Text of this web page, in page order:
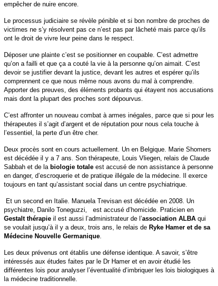
empêcher de nuire encore.
Le processus judiciaire se révèle pénible et si bon nombre de proches de
victimes ne s’y résolvent pas ce n’est pas par lâcheté mais parce qu’ils
ont le droit de vivre leur peine dans le respect.
Déposer une plainte c’est se positionner en coupable. C’est admettre
qu’on a failli et que ça a couté la vie à la personne qu’on aimait. C’est
devoir se justifier devant la justice, devant les autres et espérer qu’ils
comprennent ce que nous même nous avons du mal à comprendre.
Apporter des preuves, des éléments probants qui étayent nos accusations
mais dont la plupart des proches sont dépourvus.
C’est affronter un nouveau combat à armes inégales, parce que si pour les
thérapeutes il s’agit d’argent et de réputation pour nous cela touche à
l’essentiel, la perte d’un être cher.
Deux procès sont en cours actuellement. Un en Belgique. Marie Shomers
est décédée il y a 7 ans. Son thérapeute, Louis Vliegen, relais de Claude
Sabbah et de la biologie totale est accusé de non assistance à personne
en danger, d’escroquerie et de pratique illégale de la médecine. Il exerce
toujours en tant qu’assistant social dans un centre psychiatrique.
Et un second en Italie. Manuela Trevisan est décédée en 2008. Un
psychiatre, Danilo Toneguzzi, est accusé d’homicide. Praticien en
Gestalt thérapie il est aussi l’administrateur de l’association ALBA qui
se voulait jusqu’à il y a deux, trois ans, le relais de Ryke Hamer et de sa
Médecine Nouvelle Germanique.
Les deux prévenus ont établis une défense identique. A savoir, s’être
intéressés aux études faites par le Dr Hamer et en avoir étudié les
différentes lois pour analyser l’éventualité d’imbriquer les lois biologiques à
la médecine traditionnelle.